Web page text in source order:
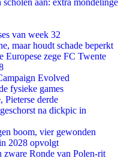
aan: extra mondelinge
van week 32
maar houdt schade beperkt
Europese zege FC Twente
Evolved
fysieke games
derde
na dickpic in
boom, vier gewonden
2028 opvolgt
zware Ronde van Polen-rit